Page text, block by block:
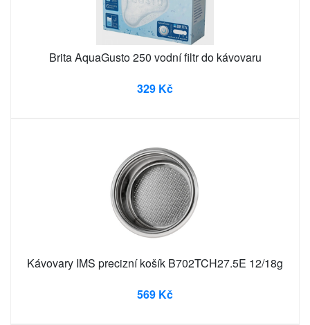
Brita AquaGusto 250 vodní filtr do kávovaru
329 Kč
Kávovary IMS precizní košík B702TCH27.5E 12/18g
569 Kč